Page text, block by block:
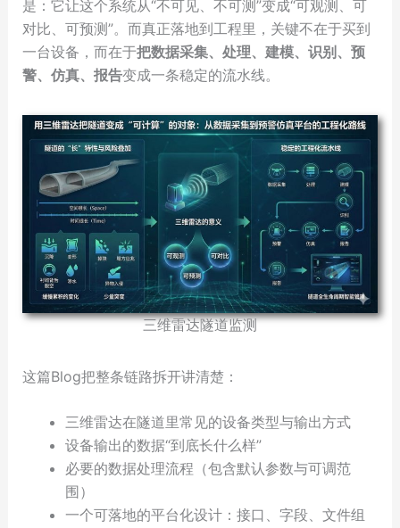
是：它让这个系统从“不可见、不可测”变成“可观测、可
对比、可预测”。而真正落地到工程里，关键不在于买到
一台设备，而在于把数据采集、处理、建模、识别、预
警、仿真、报告变成一条稳定的流水线。
三维雷达隧道监测
这篇Blog把整条链路拆开讲清楚：
三维雷达在隧道里常见的设备类型与输出方式
设备输出的数据“到底长什么样”
必要的数据处理流程（包含默认参数与可调范
围）
一个可落地的平台化设计：接口、字段、文件组